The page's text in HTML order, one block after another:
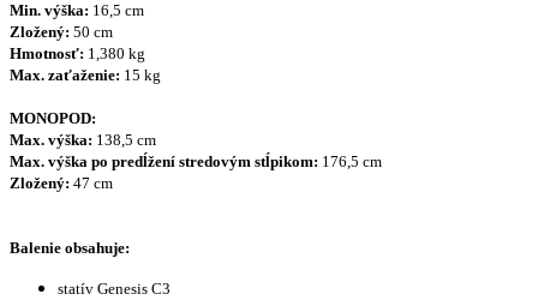
Min. výška: 16,5 cm
Zložený: 50 cm
Hmotnosť: 1,380 kg
Max. zaťaženie: 15 kg
MONOPOD:
Max. výška: 138,5 cm
Max. výška po predĺžení stredovým stĺpikom: 176,5 cm
Zložený: 47 cm
Balenie obsahuje:
statív Genesis C3